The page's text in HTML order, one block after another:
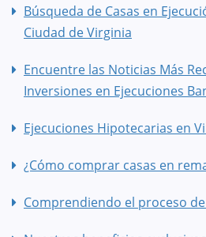
Búsqueda de Casas en
Ciudad de Virginia
Encuentre las Noticias Más
Inversiones en Ejecuciones
Ejecuciones Hipotecarias en
¿Cómo comprar casas en
Comprendiendo el proceso